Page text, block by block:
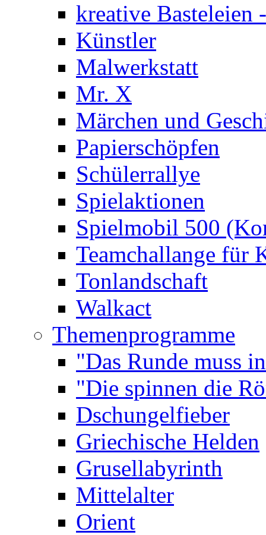
kreative Basteleien
Künstler
Malwerkstatt
Mr. X
Märchen und
Papierschöpfen
Schülerrallye
Spielaktionen
Spielmobil 500
Teamchallange für
Tonlandschaft
Walkact
Themenprogramme
"Das Runde muss
"Die spinnen die
Dschungelfieber
Griechische Helden
Grusellabyrinth
Mittelalter
Orient